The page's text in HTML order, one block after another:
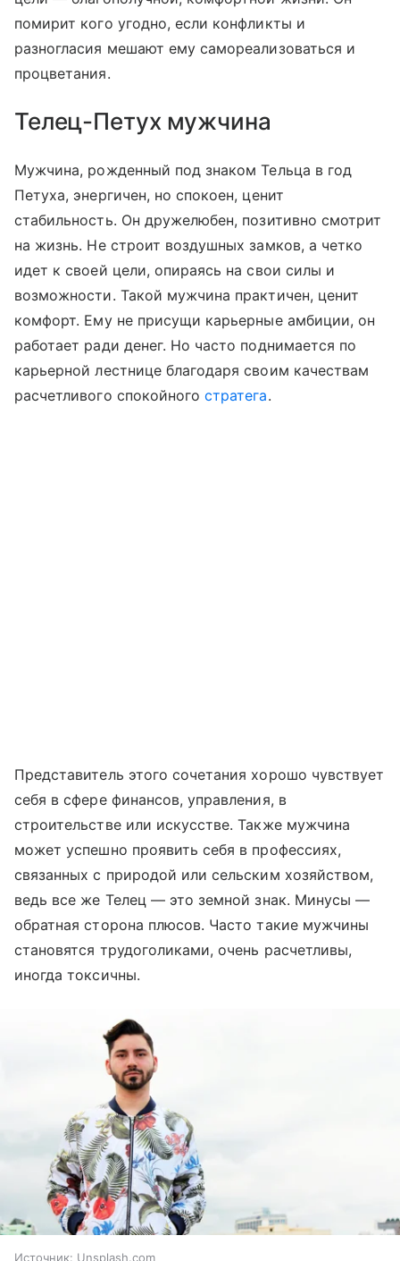
помирит кого угодно, если конфликты и
разногласия мешают ему самореализоваться и
процветания.
Телец-Петух мужчина
Мужчина, рожденный под знаком Тельца в год
Петуха, энергичен, но спокоен, ценит
стабильность. Он дружелюбен, позитивно смотрит
на жизнь. Не строит воздушных замков, а четко
идет к своей цели, опираясь на свои силы и
возможности. Такой мужчина практичен, ценит
комфорт. Ему не присущи карьерные амбиции, он
работает ради денег. Но часто поднимается по
карьерной лестнице благодаря своим качествам
расчетливого спокойногостратега.
Представитель этого сочетания хорошо чувствует
себя в сфере финансов, управления, в
строительстве или искусстве. Также мужчина
может успешно проявить себя в профессиях,
связанных с природой или сельским хозяйством,
ведь все же Телец — это земной знак. Минусы —
обратная сторона плюсов. Часто такие мужчины
становятся трудоголиками, очень расчетливы,
иногда токсичны.
Источник: Unsplash.com